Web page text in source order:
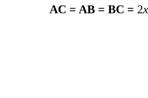
AC = AB = BC = 2x